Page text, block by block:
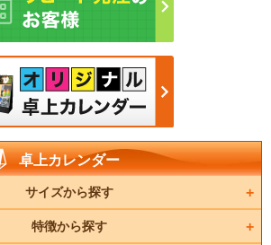
卓上カレンダー
サイズから探す
特徴から探す